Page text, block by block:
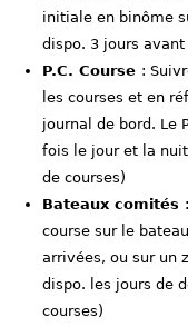
initiale en binôme
dispo. 3 jours
P.C. Course :
les courses et en
journal de bord. Le
fois le jour et la
de courses)
Bateaux comités :
course sur le
arrivées, ou sur un
dispo. les jours de
courses)